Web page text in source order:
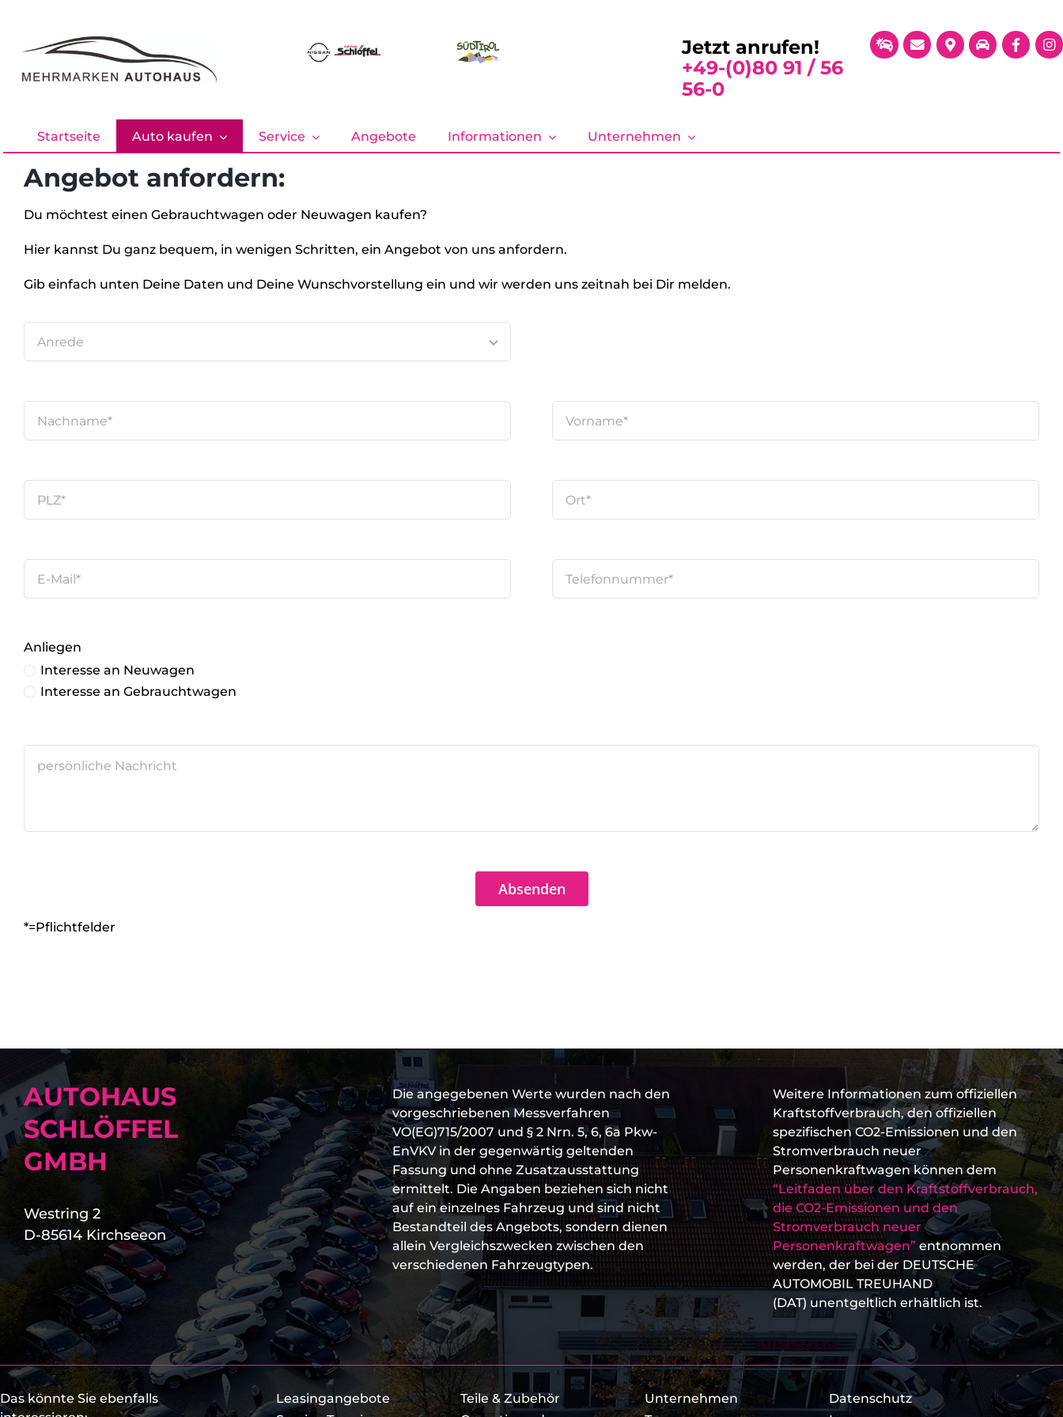
springen
Jetzt anrufen!
+49-(0)80 91 / 56
56-0
Startseite Auto kaufen Service Angebote Informationen Unternehmen
Angebot anfordern:
Du möchtest einen Gebrauchtwagen oder Neuwagen kaufen?
Hier kannst Du ganz bequem, in wenigen Schritten, ein Angebot von uns anfordern.
Gib einfach unten Deine Daten und Deine Wunschvorstellung ein und wir werden uns zeitnah bei Dir melden.
Anliegen
Interesse an Neuwagen
Interesse an Gebrauchtwagen
Absenden
*=Pflichtfelder
AUTOHAUS
SCHLÖFFEL
GMBH
Westring 2
D-85614 Kirchseeon
Die angegebenen Werte wurden nach den
vorgeschriebenen Messverfahren
VO(EG)715/2007 und § 2 Nrn. 5, 6, 6a Pkw-
EnVKV in der gegenwärtig geltenden
Fassung und ohne Zusatzausstattung
ermittelt. Die Angaben beziehen sich nicht
auf ein einzelnes Fahrzeug und sind nicht
Bestandteil des Angebots, sondern dienen
allein Vergleichszwecken zwischen den
verschiedenen Fahrzeugtypen.
Weitere Informationen zum offiziellen
Kraftstoffverbrauch, den offiziellen
spezifischen CO2-Emissionen und den
Stromverbrauch neuer
Personenkraftwagen können dem
“Leitfaden über den Kraftstoffverbrauch,
die CO2-Emissionen und den
Stromverbrauch neuer
Personenkraftwagen” entnommen
werden, der bei der DEUTSCHE
AUTOMOBIL TREUHAND
(DAT) unentgeltlich erhältlich ist.
Das könnte Sie ebenfalls
Leasingangebote
Teile & Zubehör
Unternehmen
Datenschutz